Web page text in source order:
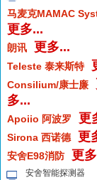
马麦克MAMAC
更多...
朗讯 更多...
Teleste 泰来斯特
Consilium/康士廉
多...
Apoiio 阿波罗 更
Sirona 西诺德 更
安舍E98消防 更
安舍智能探测器